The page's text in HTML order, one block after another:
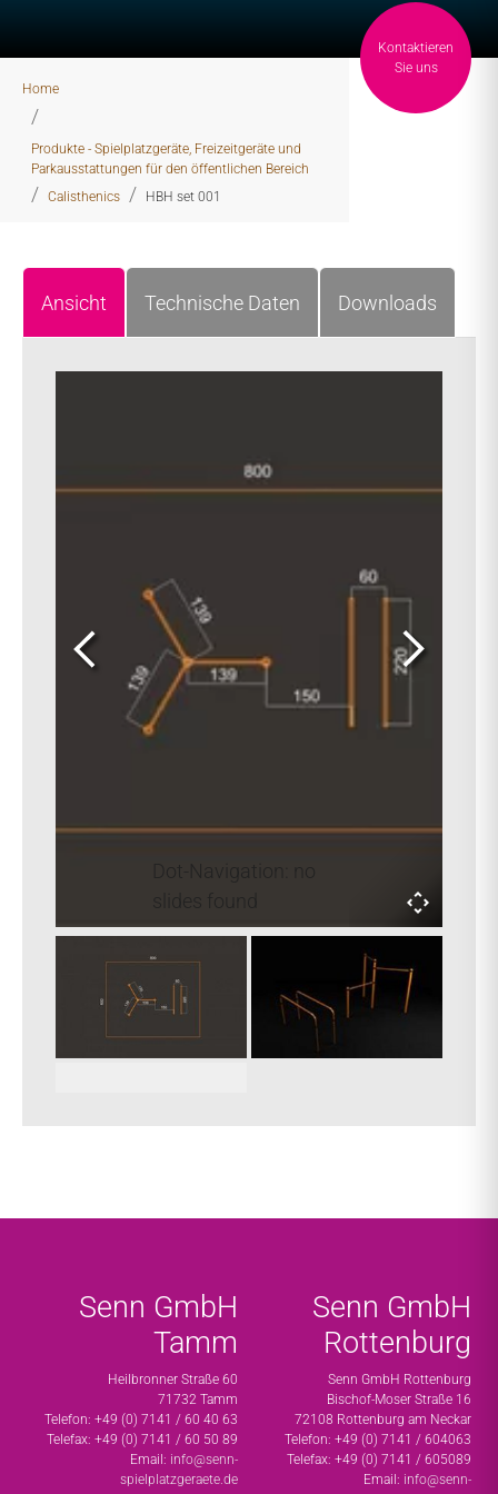
Kontaktieren
Sie uns
Home
Produkte - Spielplatzgeräte, Freizeitgeräte und
Parkausstattungen für den öffentlichen Bereich
Calisthenics
HBH set 001
Ansicht Technische Daten Downloads
Senn GmbH
Tamm
Heilbronner Straße 60
71732 Tamm
Telefon: +49 (0) 7141 / 60 40 63
Telefax: +49 (0) 7141 / 60 50 89
Email: info@senn-
spielplatzgeraete.de
Senn GmbH
Rottenburg
Senn GmbH Rottenburg
Bischof-Moser Straße 16
72108 Rottenburg am Neckar
Telefon: +49 (0) 7141 / 604063
Telefax: +49 (0) 7141 / 605089
Email: info@senn-